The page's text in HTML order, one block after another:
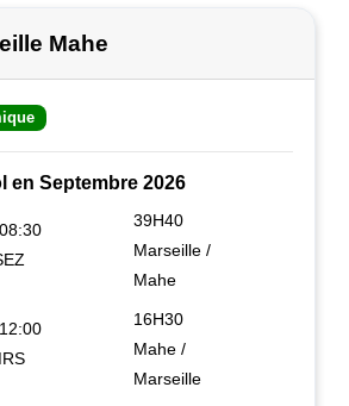
Mahe
en Septembre 2026
39H40
Marseille /
Mahe
16H30
Mahe /
Marseille